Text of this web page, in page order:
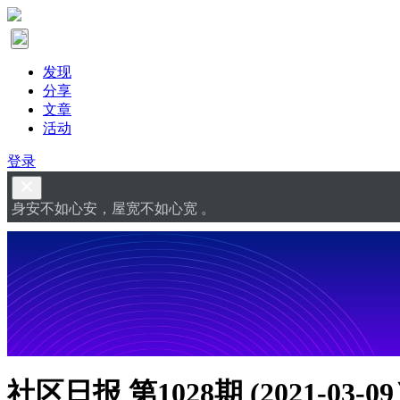
发现
分享
文章
活动
登录
身安不如心安，屋宽不如心宽 。
社区日报 第1028期 (2021-03-